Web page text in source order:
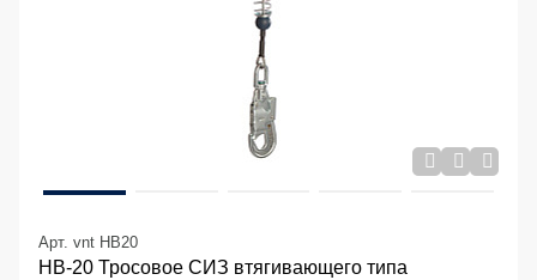
Арт. vnt HB20
НВ-20 Тросовое СИЗ втягивающего типа